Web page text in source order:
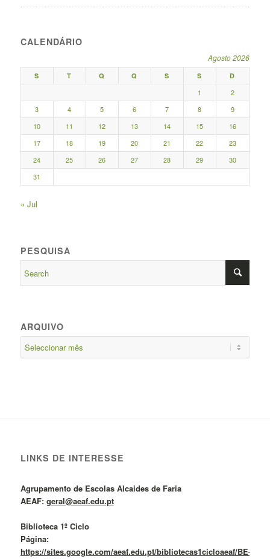
CALENDÁRIO
Agosto 2026
S T Q Q S S D
1
2
3
4 5 6 7 8
9
10
11 12 13 14 15
16
17
18 19 20 21 22
23
24
25 26 27 28 29
30
31
« Jul
PESQUISA
ARQUIVO
LINKS DE INTERESSE
Agrupamento de Escolas Alcaides de Faria
AEAF: geral@aeaf.edu.pt
Biblioteca 1º Ciclo
Página:
https://sites.google.com/aeaf.edu.pt/bibliotecas1cicloaeaf/BE-